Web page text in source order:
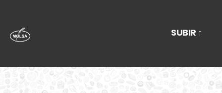
SUBIR ↑